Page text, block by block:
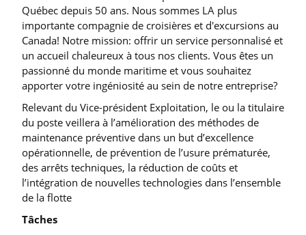
Québec depuis 50 ans. Nous sommes LA plus
importante compagnie de croisières et d'excursions au
Canada! Notre mission: offrir un service personnalisé et
un accueil chaleureux à tous nos clients. Vous êtes un
passionné du monde maritime et vous souhaitez
apporter votre ingéniosité au sein de notre entreprise?
Relevant du Vice-président Exploitation, le ou la titulaire
du poste veillera à l’amélioration des méthodes de
maintenance préventive dans un but d’excellence
opérationnelle, de prévention de l’usure prématurée,
des arrêts techniques, la réduction de coûts et
l’intégration de nouvelles technologies dans l’ensemble
de la flotte
Tâches